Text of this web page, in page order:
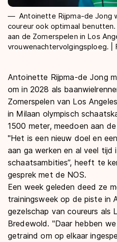
Antoinette Rijpma-de Jong
coureur ook optimaal
aan de Zomerspelen in Los
vrouwenachtervolgingsploeg. |
Antoinette Rijpma-de Jong
om in 2028 als
Zomerspelen van Los
in Milaan olympisch
1500 meter, meedoen aan
"Het is een nieuw doel en
aan ga werken en al veel tijd
schaatsambities”, heeft te
gesprek met de NOS.
Een week geleden deed ze
trainingsweek op de piste in
gezelschap van coureurs als
Bredewold. "Daar hebben
getraind om op elkaar